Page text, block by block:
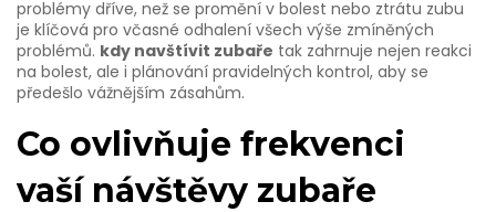
problémy dříve, než se promění v bolest nebo ztrátu zubu
je klíčová pro včasné odhalení všech výše zmíněných
problémů. kdy navštívit zubaře tak zahrnuje nejen reakci
na bolest, ale i plánování pravidelných kontrol, aby se
předešlo vážnějším zásahům.
Co ovlivňuje frekvenci
vaší návštěvy zubaře